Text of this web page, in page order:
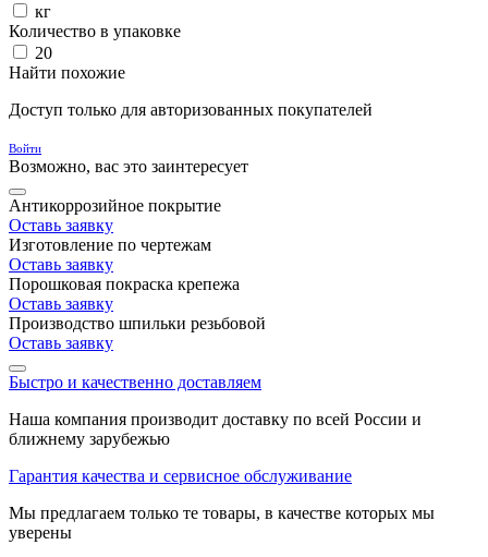
кг
Количество в упаковке
20
Найти похожие
Доступ только для авторизованных покупателей
Войти
Возможно, вас это заинтересует
Антикоррозийное покрытие
Оставь заявку
Изготовление по чертежам
Оставь заявку
Порошковая покраска крепежа
Оставь заявку
Производство шпильки резьбовой
Оставь заявку
Быстро и качественно доставляем
Наша компания производит доставку по всей России и
ближнему зарубежью
Гарантия качества и сервисное обслуживание
Мы предлагаем только те товары, в качестве которых мы
уверены